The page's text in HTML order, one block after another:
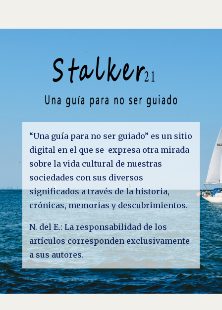
“Una guía para no ser guiado” es un sitio
digital en el que se expresa otra mirada
sobre la vida cultural de nuestras
sociedades con sus diversos
significados a través de la historia,
crónicas, memorias y descubrimientos.
N. del E.: La responsabilidad de los
artículos corresponden exclusivamente
a sus autores.